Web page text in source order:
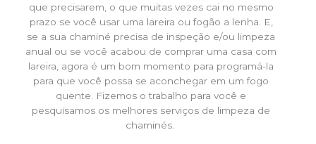
que precisarem, o que muitas vezes cai no mesmo
prazo se você usar uma lareira ou fogão a lenha. E,
se a sua chaminé precisa de inspeção e/ou limpeza
anual ou se você acabou de comprar uma casa com
lareira, agora é um bom momento para programá-la
para que você possa se aconchegar em um fogo
quente. Fizemos o trabalho para você e
pesquisamos os melhores serviços de limpeza de
chaminés.